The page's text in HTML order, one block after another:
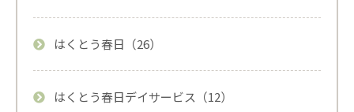
はくとう春日（26）
はくとう春日デイサービス（12）